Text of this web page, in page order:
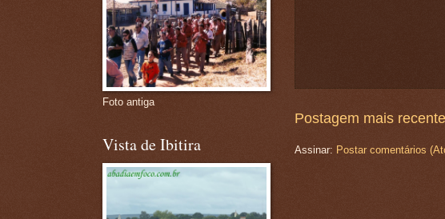
Postagem mais recente
Assinar: Postar comentários
Foto antiga
Vista de Ibitira